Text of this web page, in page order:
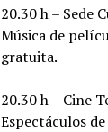
20.30 h – Sede
Música de
gratuita.
20.30 h – Cine
Espectáculos